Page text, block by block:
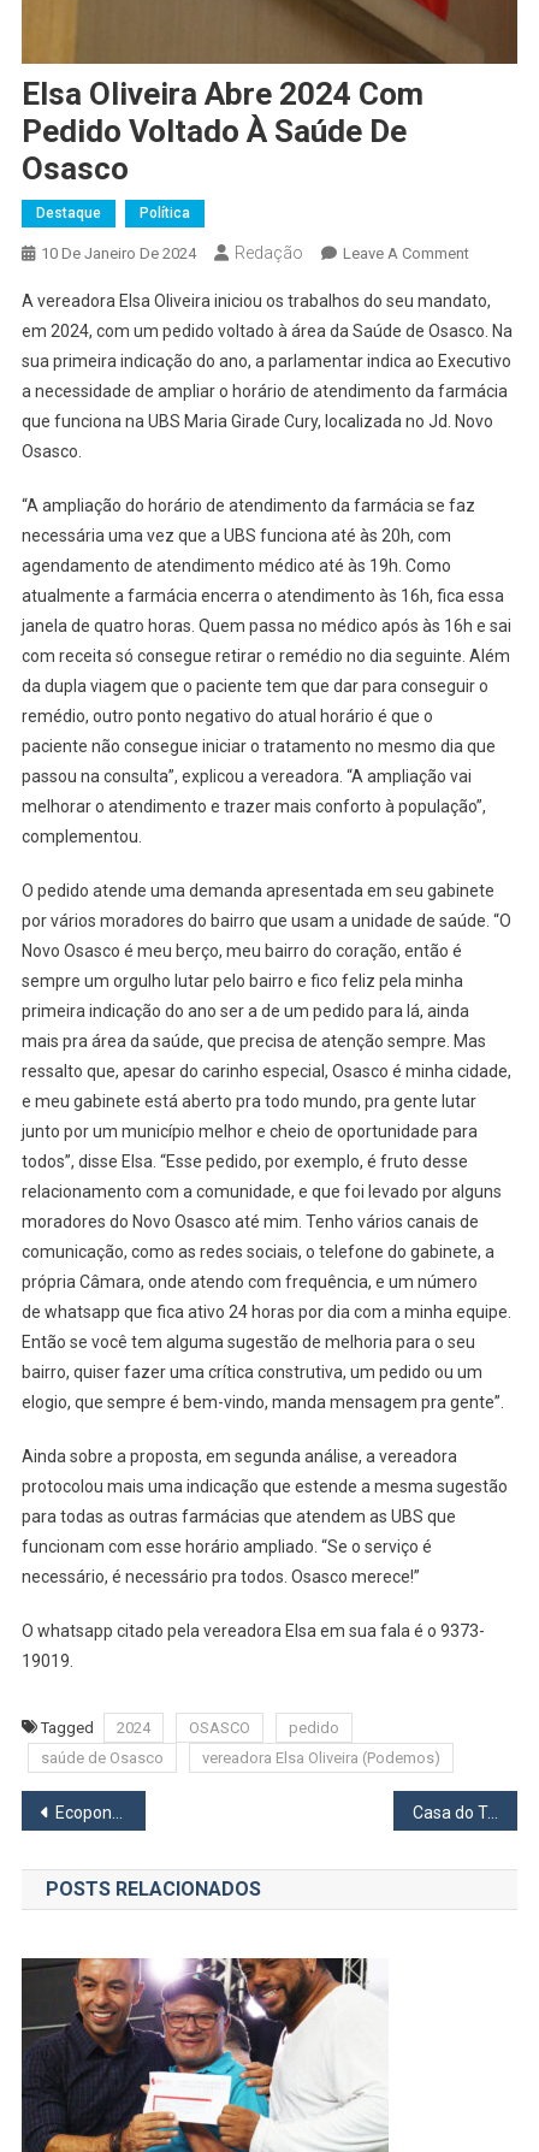
Elsa Oliveira Abre 2024 Com
Pedido Voltado À Saúde De
Osasco
Destaque Política
10 De Janeiro De 2024 Redação Leave A CommentOn
Oliveira
Abre
2024
Com
Pedido
Saúde
A vereadora Elsa Oliveira iniciou os trabalhos do seu mandato,
em 2024, com um pedido voltado à área da Saúde de Osasco. Na
sua primeira indicação do ano, a parlamentar indica ao Executivo
a necessidade de ampliar o horário de atendimento da farmácia
que funciona na UBS Maria Girade Cury, localizada no Jd. Novo
Osasco.
“A ampliação do horário de atendimento da farmácia se faz
necessária uma vez que a UBS funciona até às 20h, com
agendamento de atendimento médico até às 19h. Como
atualmente a farmácia encerra o atendimento às 16h, fica essa
janela de quatro horas. Quem passa no médico após às 16h e sai
com receita só consegue retirar o remédio no dia seguinte. Além
da dupla viagem que o paciente tem que dar para conseguir o
remédio, outro ponto negativo do atual horário é que o
paciente não consegue iniciar o tratamento no mesmo dia que
passou na consulta”, explicou a vereadora. “A ampliação vai
melhorar o atendimento e trazer mais conforto à população”,
complementou.
O pedido atende uma demanda apresentada em seu gabinete
por vários moradores do bairro que usam a unidade de saúde. “O
Novo Osasco é meu berço, meu bairro do coração, então é
sempre um orgulho lutar pelo bairro e fico feliz pela minha
primeira indicação do ano ser a de um pedido para lá, ainda
mais pra área da saúde, que precisa de atenção sempre. Mas
ressalto que, apesar do carinho especial, Osasco é minha cidade,
e meu gabinete está aberto pra todo mundo, pra gente lutar
junto por um município melhor e cheio de oportunidade para
todos”, disse Elsa. “Esse pedido, por exemplo, é fruto desse
relacionamento com a comunidade, e que foi levado por alguns
moradores do Novo Osasco até mim. Tenho vários canais de
comunicação, como as redes sociais, o telefone do gabinete, a
própria Câmara, onde atendo com frequência, e um número
de whatsapp que fica ativo 24 horas por dia com a minha equipe.
Então se você tem alguma sugestão de melhoria para o seu
bairro, quiser fazer uma crítica construtiva, um pedido ou um
elogio, que sempre é bem-vindo, manda mensagem pra gente”.
Ainda sobre a proposta, em segunda análise, a vereadora
protocolou mais uma indicação que estende a mesma sugestão
para todas as outras farmácias que atendem as UBS que
funcionam com esse horário ampliado. “Se o serviço é
necessário, é necessário pra todos. Osasco merece!”
O whatsapp citado pela vereadora Elsa em sua fala é o 9373-
19019.
Tagged 2024 OSASCO
pedido
saúde de Osasco
vereadora Elsa Oliveira (Podemos)
Navegação
de
Post
Ecoponto Jd. Mutinga recebe resíduos de gesso em Osasco Casa do Trabalhador de Barueri seleciona 800 atendentes de loja na segunda-feira, dia 15
POSTS RELACIONADOS